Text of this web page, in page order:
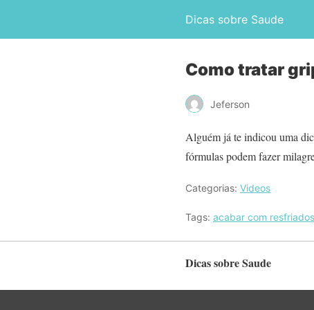
Dicas sobre Saude
Como tratar
Jeferson
Alguém já te indicou uma
fórmulas podem fazer
Categorias: Videos
Tags: acabar com resfriados
Dicas sobre Saude